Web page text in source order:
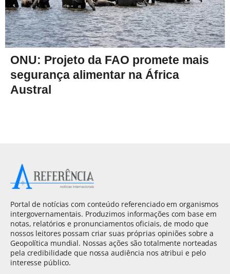
ONU: Projeto da FAO promete mais
segurança alimentar na África
Austral
Portal de notícias com conteúdo referenciado em organismos
intergovernamentais. Produzimos informações com base em
notas, relatórios e pronunciamentos oficiais, de modo que
nossos leitores possam criar suas próprias opiniões sobre a
Geopolítica mundial. Nossas ações são totalmente norteadas
pela credibilidade que nossa audiência nos atribui e pelo
interesse público.